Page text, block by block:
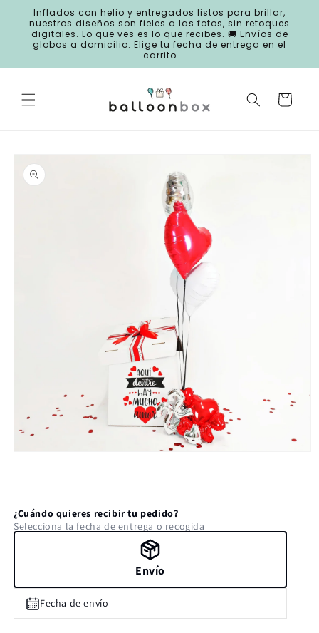
directamente
al contenido
Inflados con helio y entregados listos para brillar,
nuestros diseños son fieles a las fotos, sin retoques
digitales. Lo que ves es lo que recibes. 🚚 Envíos de
globos a domicilio: Elige tu fecha de entrega en el
carrito
Carrito
directamente
a la
información
una
ventana
modal
¿Cuándo quieres recibir tu pedido?
Selecciona la fecha de entrega o recogida
Envío
Fecha de envío